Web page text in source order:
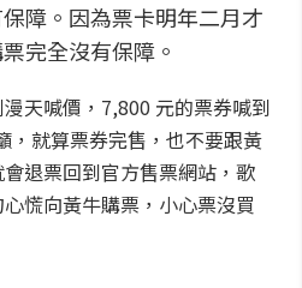
障。因為票卡明年二月才
完全沒有保障。
天喊價，7,800 元的票券喊到
，就算票券完售，也不要跟黃
退票回到官方售票網站，歌
慌向黃牛購票，小心票沒買